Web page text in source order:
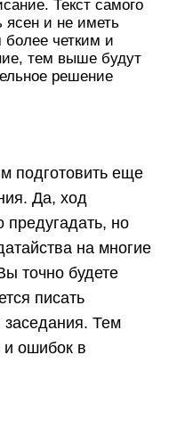
Текст самого
ясен и не иметь
четким и
тем выше будут
решение
подготовить еще
Да, ход
предугадать, но
на многие
точно будете
писать
заседания. Тем
ошибок в